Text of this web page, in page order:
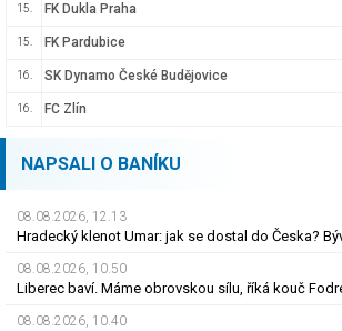
15. FK Dukla Praha
15. FK Pardubice
16. SK Dynamo České Budějovice
16. FC Zlín
NAPSALI O BANÍKU
08.08.2026, 12.13
08.08.2026, 10.50
08.08.2026, 10.40